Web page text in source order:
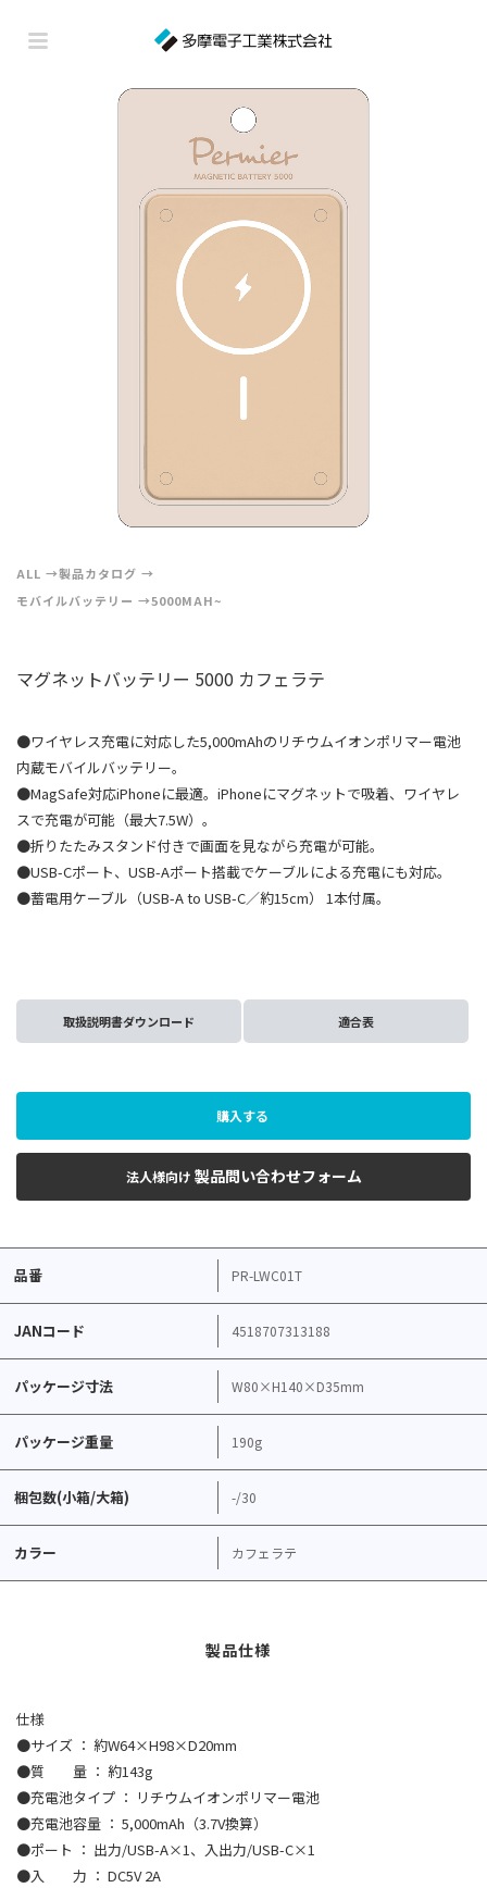
ALL
製品カタログ
モバイルバッテリー
5000MAH~
マグネットバッテリー 5000 カフェラテ
●ワイヤレス充電に対応した5,000mAhのリチウムイオンポリマー電池
内蔵モバイルバッテリー。
●MagSafe対応iPhoneに最適。iPhoneにマグネットで吸着、ワイヤレ
スで充電が可能（最大7.5W）。
●折りたたみスタンド付きで画面を見ながら充電が可能。
●USB-Cポート、USB-Aポート搭載でケーブルによる充電にも対応。
●蓄電用ケーブル（USB-A to USB-C／約15cm） 1本付属。
取扱説明書ダウンロード 適合表
購入する
法人様向け 製品問い合わせフォーム
品番 PR-LWC01T
JANコード 4518707313188
パッケージ寸法 W80×H140×D35mm
パッケージ重量 190g
梱包数(小箱/大箱) -/30
カラー カフェラテ
仕様
●サイズ ： 約W64×H98×D20mm
●質 量 ： 約143g
●充電池タイプ ： リチウムイオンポリマー電池
●充電池容量 ： 5,000mAh（3.7V換算）
●ポート ： 出力/USB-A×1、入出力/USB-C×1
●入 力 ： DC5V 2A